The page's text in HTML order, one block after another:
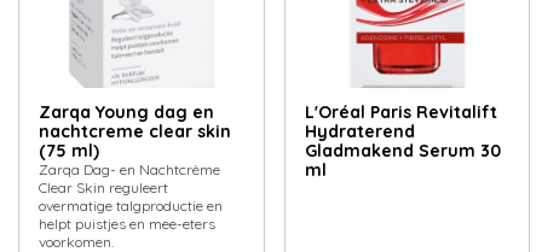
Zarqa Young dag en
nachtcreme clear skin
(75 ml)
Zarqa Dag- en Nachtcrème
Clear Skin reguleert
overmatige talgproductie en
helpt puistjes en mee-eters
voorkomen.
L'Oréal Paris Revitalift
Hydraterend
Gladmakend Serum 30
ml